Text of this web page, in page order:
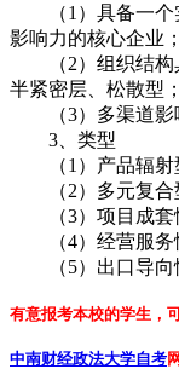
（1）具备一个
影响力的核心企业；
（2）组织结构具
半紧密层、松散型；
（3）多渠道影响
3、类型
（1）产品辐射
（2）多元复合
（3）项目成套
（4）经营服务
（5）出口导向
有意报考本校的学生，
中南财经政法大学自考